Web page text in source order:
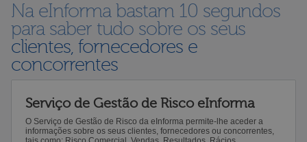
Na eInforma bastam 10 segundos
para saber tudo sobre os seus
clientes, fornecedores e
concorrentes
Serviço de Gestão de Risco eInforma
O Serviço de Gestão de Risco da eInforma permite-lhe aceder a
informações sobre os seus clientes, fornecedores ou concorrentes,